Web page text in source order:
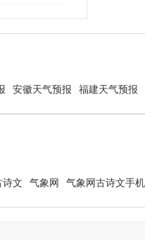
安徽天气预报 福建天气预报
诗文 气象网 气象网古诗文手